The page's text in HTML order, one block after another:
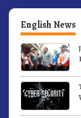
English News